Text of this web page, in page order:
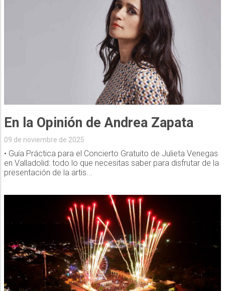
En la Opinión de Andrea Zapata
09 de noviembre de 2025
• Guía Práctica para el Concierto Gratuito de Julieta Venegas
en Valladolid: todo lo que necesitas saber para disfrutar de la
presentación de la artis...